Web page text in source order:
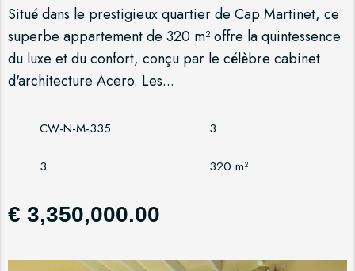
Situé dans le prestigieux quartier de Cap Martinet, ce
superbe appartement de 320 m² offre la quintessence
du luxe et du confort, conçu par le célèbre cabinet
d'architecture Acero. Les...
CW-N-M-335 3
3 320 m²
€ 3,350,000.00